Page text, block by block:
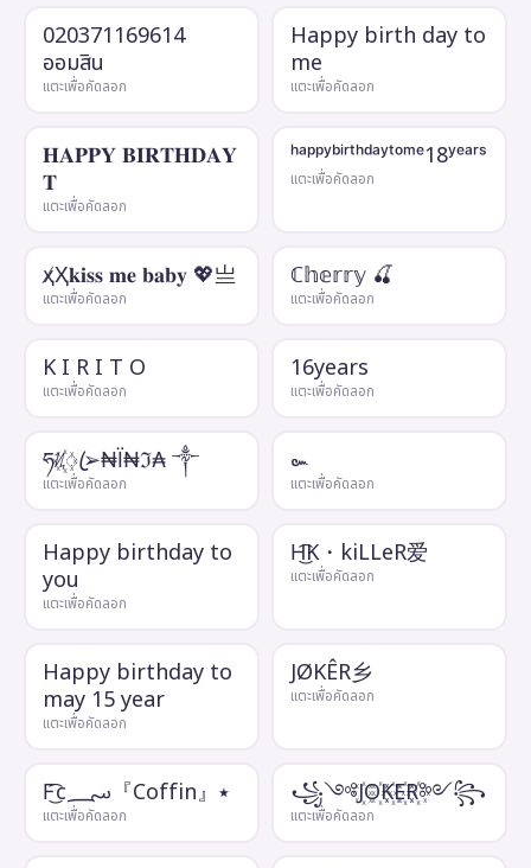
020371169614
ออมสิน
แตะเพื่อคัดลอก
Happy birth day to
me
แตะเพื่อคัดลอก
𝐇𝐀𝐏𝐏𝐘 𝐁𝐈𝐑𝐓𝐇𝐃𝐀𝐘
𝐓
แตะเพื่อคัดลอก
ʰᵃᵖᵖʸᵇⁱʳᵗʰᵈᵃʸᵗᵒᵐᵉ18ʸᵉᵃʳˢ
แตะเพื่อคัดลอก
ҳ̸Ҳ𝐤𝐢𝐬𝐬 𝐦𝐞 𝐛𝐚𝐛𝐲 💖亗
แตะเพื่อคัดลอก
ℂ𝕙𝕖𝕣𝕣𝕪 🍒
แตะเพื่อคัดลอก
K I R I T O
แตะเพื่อคัดลอก
16years
แตะเพื่อคัดลอก
ཧᜰ꙰ꦿ➢₦Ї₦ℑ₳ ༒
แตะเพื่อคัดลอก
๛
แตะเพื่อคัดลอก
Happy birthday to
you
แตะเพื่อคัดลอก
H͜͡K・kiLLeR爱
แตะเพื่อคัดลอก
Happy birthday to
may 15 year
แตะเพื่อคัดลอก
JØKÊR乡
แตะเพื่อคัดลอก
F͜͡c؄『Coffin』٭
แตะเพื่อคัดลอก
꧁༺J꙰O꙰K꙰E꙰R꙰༻꧂
แตะเพื่อคัดลอก